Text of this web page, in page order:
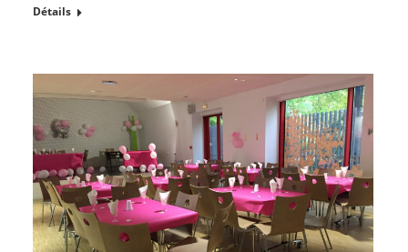
Détails